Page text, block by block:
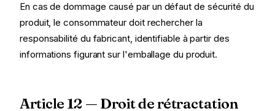
En cas de dommage causé par un défaut de sécurité du
produit, le consommateur doit rechercher la
responsabilité du fabricant, identifiable à partir des
informations figurant sur l'emballage du produit.
Article 12 — Droit de rétractation